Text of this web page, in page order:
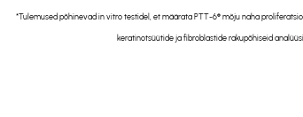
*Tulemused põhinevad in vitro testidel, et määrata PTT-6® mõju naha
keratinotsüütide ja fibroblastide rakupõhiseid